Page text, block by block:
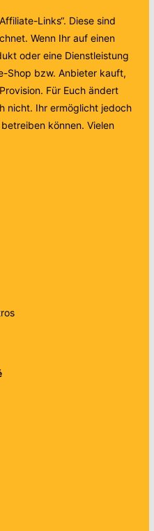
Links“. Diese sind
Wenn Ihr auf einen
oder eine Dienstleistung
Shop bzw. Anbieter kauft,
Für Euch ändert
nicht. Ihr ermöglicht jedoch
können. Vielen